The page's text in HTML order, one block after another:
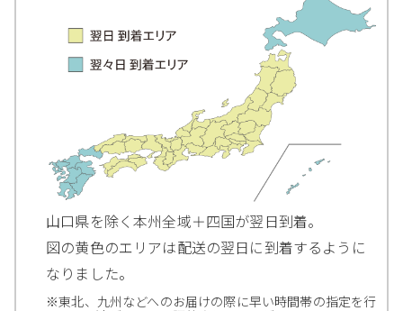
山口県を除く本州全域＋四国が翌日到着。
図の黄色のエリアは配送の翌日に到着するように
なりました。
※東北、九州などへのお届けの際に早い時間帯の指定を行